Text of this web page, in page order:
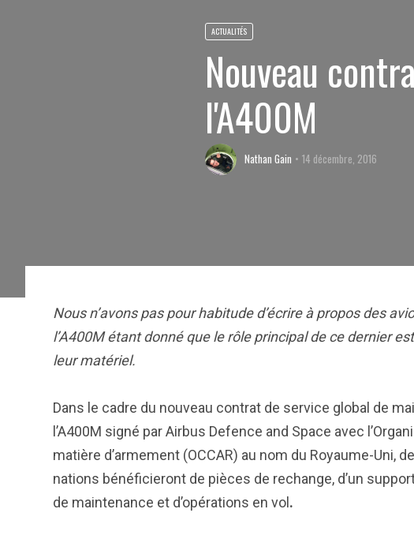
ACTUALITÉS
Nouveau
l'A400M
Nathan Gain 14 décembre, 2016
Nous n’avons pas pour habitude d’écrire à propos des
l’A400M étant donné que le rôle principal de ce dernier
leur matériel.
Dans le cadre du nouveau contrat de service global de
l’A400M signé par Airbus Defence and Space avec
matière d’armement (OCCAR) au nom du Royaume-Uni,
nations bénéficieront de pièces de rechange, d’un
de maintenance et d’opérations en vol .